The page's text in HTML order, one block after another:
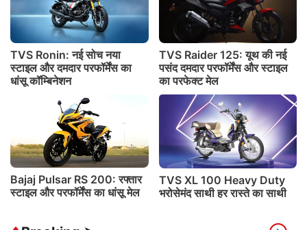
TVS Ronin: नई सोच नया
स्टाइल और दमदार परफॉर्मेंस का
धांसू कॉम्बिनेशन
TVS Raider 125: यूथ की नई
पसंद दमदार परफॉर्मेंस और स्टाइल
का परफेक्ट मेल
Bajaj Pulsar RS 200: रफ्तार
स्टाइल और परफॉर्मेंस का धांसू मेल
TVS XL 100 Heavy Duty
भरोसेमंद साथी हर रास्ते का साथी